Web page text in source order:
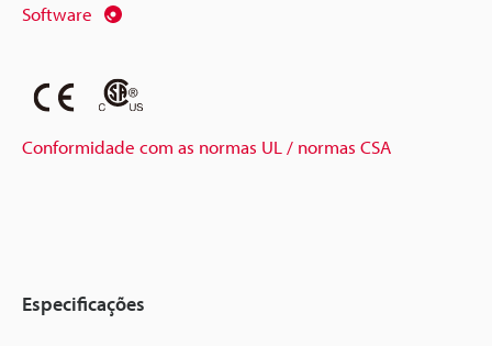
Software
Conformidade com as normas UL / normas CSA
Especificações